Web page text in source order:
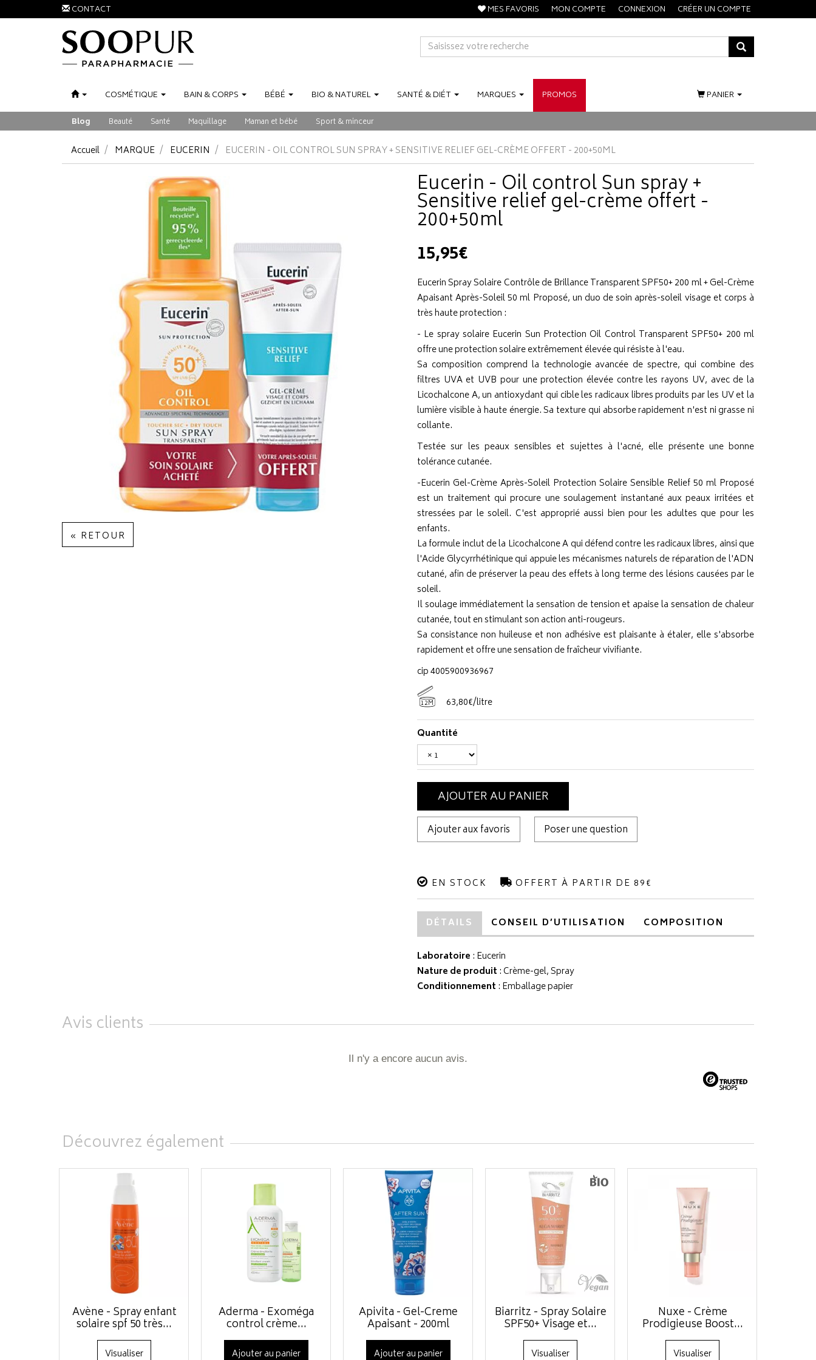
CONTACT MES FAVORIS MON COMPTE CONNEXION CRÉER UN COMPTE
COSMÉTIQUE BAIN &CORPS BÉBÉ BIO &NATUREL SANTÉ &DIÉT MARQUES PROMOS
Blog Beauté Santé Maquillage Maman et bébé Sport & minceur
PANIER
Accueil MARQUE EUCERIN EUCERIN - OIL CONTROL SUN SPRAY + SENSITIVE RELIEF GEL-CRÈME OFFERT - 200+50ML
« RETOUR
Eucerin - Oil control Sun spray +
Sensitive relief gel-crème offert -
200+50ml
15,95€
Eucerin Spray Solaire Contrôle de Brillance Transparent SPF50+ 200 ml + Gel-Crème
Apaisant Après-Soleil 50 ml Proposé, un duo de soin après-soleil visage et corps à
très haute protection :
- Le spray solaire Eucerin Sun Protection Oil Control Transparent SPF50+ 200 ml
offre une protection solaire extrêmement élevée qui résiste à l'eau.
Sa composition comprend la technologie avancée de spectre, qui combine des
filtres UVA et UVB pour une protection élevée contre les rayons UV, avec de la
Licochalcone A, un antioxydant qui cible les radicaux libres produits par les UV et la
lumière visible à haute énergie. Sa texture qui absorbe rapidement n'est ni grasse ni
collante.
Testée sur les peaux sensibles et sujettes à l'acné, elle présente une bonne
tolérance cutanée.
-Eucerin Gel-Crème Après-Soleil Protection Solaire Sensible Relief 50 ml Proposé
est un traitement qui procure une soulagement instantané aux peaux irritées et
stressées par le soleil. C'est approprié aussi bien pour les adultes que pour les
enfants.
La formule inclut de la Licochalcone A qui défend contre les radicaux libres, ainsi que
l'Acide Glycyrrhétinique qui appuie les mécanismes naturels de réparation de l'ADN
cutané, afin de préserver la peau des effets à long terme des lésions causées par le
soleil.
Il soulage immédiatement la sensation de tension et apaise la sensation de chaleur
cutanée, tout en stimulant son action anti-rougeurs.
Sa consistance non huileuse et non adhésive est plaisante à étaler, elle s'absorbe
rapidement et offre une sensation de fraîcheur vivifiante.
cip 4005900936967
12M 63,80€/litre
Quantité
AJOUTER AU PANIER
Ajouter aux favoris Poser une question
EN STOCK OFFERT À PARTIR DE 89€
DÉTAILS CONSEIL D’UTILISATION COMPOSITION
Laboratoire : Eucerin
Nature de produit : Crème-gel, Spray
Conditionnement : Emballage papier
Avis clients
Il n'y a encore aucun avis.
Découvrez également
Avène - Spray enfant
solaire spf 50 très...
Visualiser
Aderma - Exoméga
control crème...
Ajouter au panier
Apivita - Gel-Creme
Apaisant - 200ml
Ajouter au panier
Biarritz - Spray Solaire
SPF50+ Visage et...
Visualiser
Nuxe - Crème
Prodigieuse Boost...
Visualiser